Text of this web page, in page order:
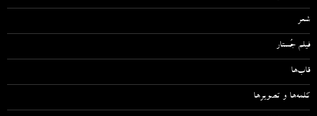
شعر
فیلم جُستار
قاب‌ها
کلمه‌ها و تصویرها